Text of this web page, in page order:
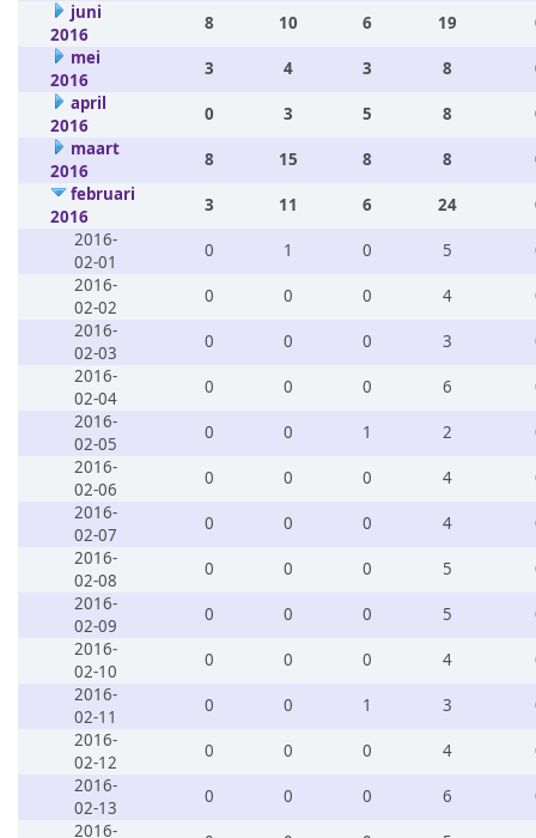
juni
2016
8 10 6 19
mei
2016
3 4 3 8
april
2016
0 3 5 8
maart
2016
8 15 8 8
februari
2016
3 11 6 24
2016-
02-01
0 1 0 5
2016-
02-02
0 0 0 4
2016-
02-03
0 0 0 3
2016-
02-04
0 0 0 6
2016-
02-05
0 0 1 2
2016-
02-06
0 0 0 4
2016-
02-07
0 0 0 4
2016-
02-08
0 0 0 5
2016-
02-09
0 0 0 5
2016-
02-10
0 0 0 4
2016-
02-11
0 0 1 3
2016-
02-12
0 0 0 4
2016-
02-13
0 0 0 6
2016-